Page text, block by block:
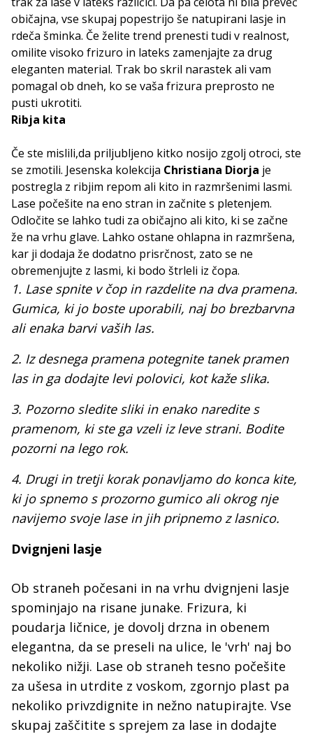
običajna, vse skupaj popestrijo še natupirani lasje in
rdeča šminka. Če želite trend prenesti tudi v realnost,
omilite visoko frizuro in lateks zamenjajte za drug
eleganten material. Trak bo skril narastek ali vam
pomagal ob dneh, ko se vaša frizura preprosto ne
pusti ukrotiti.
Ribja kita
Če ste mislili,da priljubljeno kitko nosijo zgolj otroci, ste
se zmotili. Jesenska kolekcija Christiana Diorja je
postregla z ribjim repom ali kito in razmršenimi lasmi.
Lase počešite na eno stran in začnite s pletenjem.
Odločite se lahko tudi za običajno ali kito, ki se začne
že na vrhu glave. Lahko ostane ohlapna in razmršena,
kar ji dodaja že dodatno prisrčnost, zato se ne
obremenjujte z lasmi, ki bodo štrleli iz čopa.
1. Lase spnite v čop in razdelite na dva pramena.
Gumica, ki jo boste uporabili, naj bo brezbarvna
ali enaka barvi vaših las.
2. Iz desnega pramena potegnite tanek pramen
las in ga dodajte levi polovici, kot kaže slika.
3. Pozorno sledite sliki in enako naredite s
pramenom, ki ste ga vzeli iz leve strani. Bodite
pozorni na lego rok.
4. Drugi in tretji korak ponavljamo do konca kite,
ki jo spnemo s prozorno gumico ali okrog nje
navijemo svoje lase in jih pripnemo z lasnico.
Dvignjeni lasje
Ob straneh počesani in na vrhu dvignjeni lasje
spominjajo na risane junake. Frizura, ki
poudarja ličnice, je dovolj drzna in obenem
elegantna, da se preseli na ulice, le 'vrh' naj bo
nekoliko nižji. Lase ob straneh tesno počešite
za ušesa in utrdite z voskom, zgornjo plast pa
nekoliko privzdignite in nežno natupirajte. Vse
skupaj zaščitite s sprejem za lase in dodajte